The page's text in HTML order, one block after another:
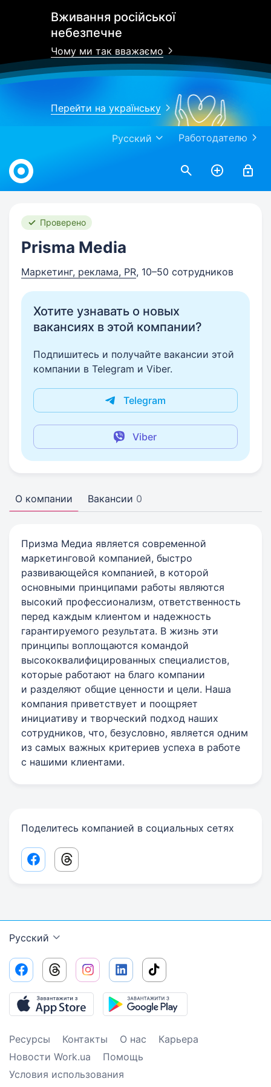
Вживання російської
небезпечне
Чому ми так вважаємо
Перейти на українську
Работодателю
Русский
Work.ua
Проверено
Prisma Media
Маркетинг, реклама, PR, 10–50 сотрудников
Хотите узнавать о новых
вакансиях в этой компании?
Подпишитесь и получайте вакансии этой
компании в Telegram и Viber.
Telegram
Viber
О компании Вакансии 0
Призма Медиа является современной
маркетинговой компанией, быстро
развивающейся компанией, в которой
основными принципами работы являются
высокий профессионализм, ответственность
перед каждым клиентом и надежность
гарантируемого результата. В жизнь эти
принципы воплощаются командой
высококвалифицированных специалистов,
которые работают на благо компании
и разделяют общие ценности и цели. Наша
компания приветствует и поощряет
инициативу и творческий подход наших
сотрудников, что, безусловно, является одним
из самых важных критериев успеха в работе
с нашими клиентами.
Поделитесь компанией в социальных сетях
Facebook share link
Threads share link
Русский
Ресурсы Контакты О нас
Карьера
Новости Work.ua
Помощь
Условия использования